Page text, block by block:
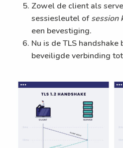
Zowel de client als
sessiesleutel ofsession
een bevestiging.
Nu is de TLS
beveiligde verbinding